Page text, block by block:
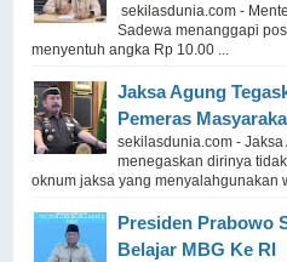
sekilasdunia.com -
Sadewa menanggapi
menyentuh angka Rp 10.00 ...
Jaksa Agung
Pemeras
sekilasdunia.com -
menegaskan dirinya
oknum jaksa yang menyalahgunakan
Presiden Prabowo
Belajar MBG Ke RI